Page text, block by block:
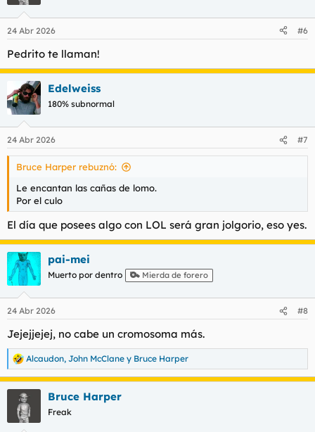
e
:
24 Abr 2026 #6
Pedrito te llaman!
Edelweiss
180% subnormal
24 Abr 2026 #7
Bruce Harper rebuznó:
Le encantan las cañas de lomo.
Por el culo
El día que posees algo con LOL será gran jolgorio, eso yes.
pai-mei
Muerto por dentro Mierda de forero
24 Abr 2026 #8
Jejejjejej, no cabe un cromosoma más.
R
e
a
Alcaudon, John McClane y Bruce Harper
Bruce Harper
Freak